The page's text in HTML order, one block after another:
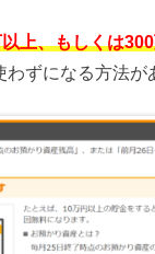
上、もしくは
ずになる方法が